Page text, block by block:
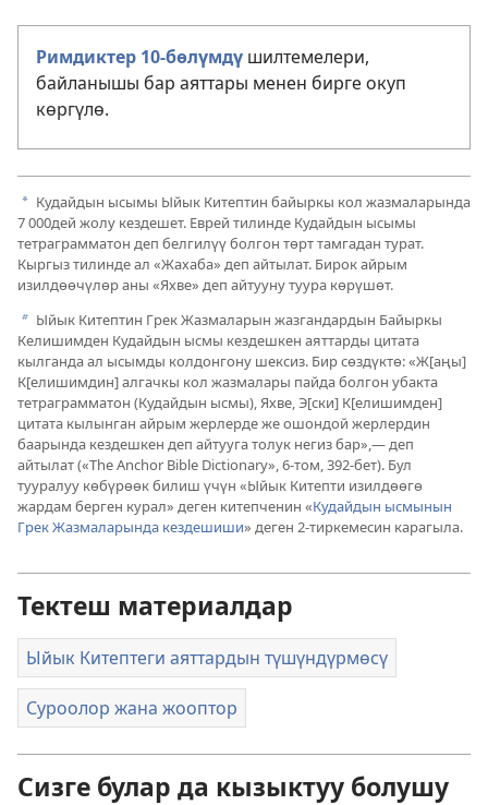
Римдиктер 10-бөлүмдү шилтемелери,
байланышы бар аяттары менен бирге окуп
көргүлө.
a Кудайдын ысымы Ыйык Китептин байыркы кол жазмаларында
7 000дей жолу кездешет. Еврей тилинде Кудайдын ысымы
тетраграмматон деп белгилүү болгон төрт тамгадан турат.
Кыргыз тилинде ал «Жахаба» деп айтылат. Бирок айрым
изилдөөчүлөр аны «Яхве» деп айтууну туура көрүшөт.
b Ыйык Китептин Грек Жазмаларын жазгандардын Байыркы
Келишимден Кудайдын ысмы кездешкен аяттарды цитата
кылганда ал ысымды колдонгону шексиз. Бир сөздүктө: «Ж[аңы]
К[елишимдин] алгачкы кол жазмалары пайда болгон убакта
тетраграмматон (Кудайдын ысмы), Яхве, Э[ски] К[елишимден]
цитата кылынган айрым жерлерде же ошондой жерлердин
баарында кездешкен деп айтууга толук негиз бар»,— деп
айтылат («The Anchor Bible Dictionary», 6-том, 392-бет). Бул
тууралуу көбүрөөк билиш үчүн «Ыйык Китепти изилдөөгө
жардам берген курал» деген китепченин «Кудайдын ысмынын
Грек Жазмаларында кездешиши» деген 2-тиркемесин карагыла.
Тектеш материалдар
Ыйык Китептеги аяттардын түшүндүрмөсү
Суроолор жана жооптор
Сизге булар да кызыктуу болушу